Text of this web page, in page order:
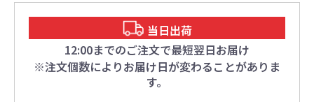
当日出荷
12:00までのご注文で最短翌日お届け
※注文個数によりお届け日が変わることがありま
す。